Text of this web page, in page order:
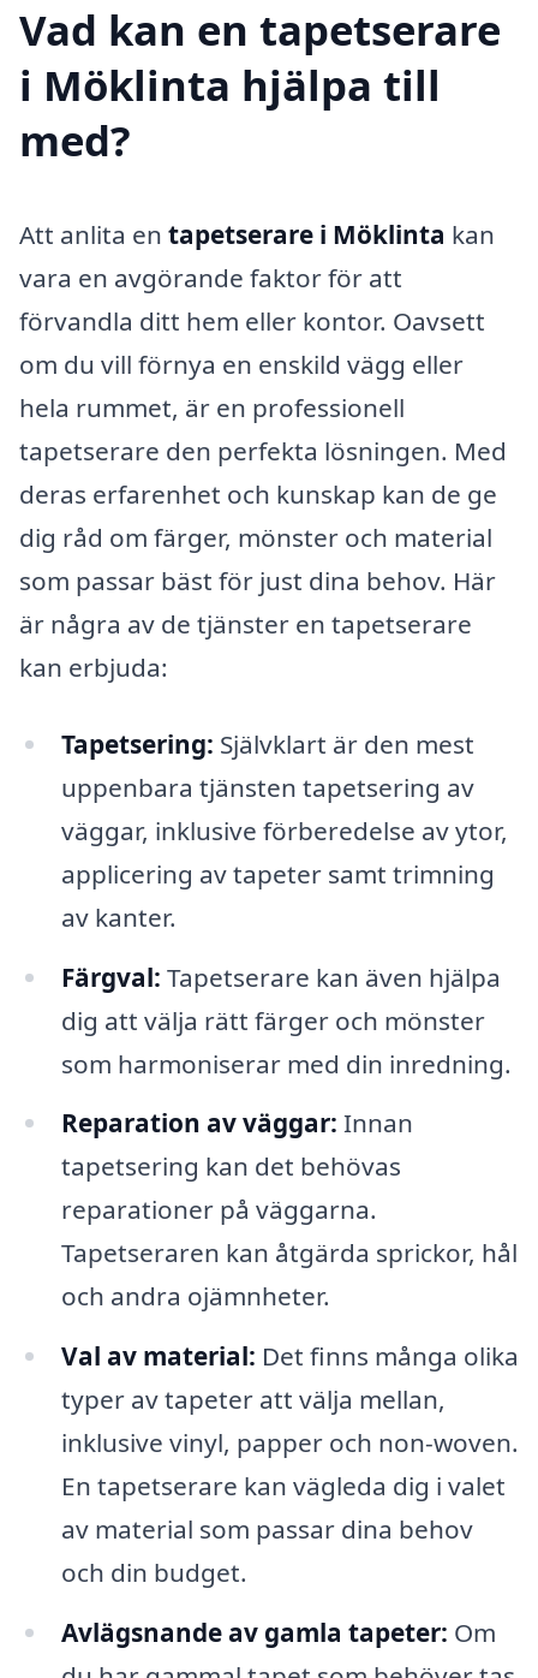
Vad kan en tapetserare
i Möklinta hjälpa till
med?
Att anlita en tapetserare i Möklinta kan
vara en avgörande faktor för att
förvandla ditt hem eller kontor. Oavsett
om du vill förnya en enskild vägg eller
hela rummet, är en professionell
tapetserare den perfekta lösningen. Med
deras erfarenhet och kunskap kan de ge
dig råd om färger, mönster och material
som passar bäst för just dina behov. Här
är några av de tjänster en tapetserare
kan erbjuda:
Tapetsering: Självklart är den mest
uppenbara tjänsten tapetsering av
väggar, inklusive förberedelse av ytor,
applicering av tapeter samt trimning
av kanter.
Färgval: Tapetserare kan även hjälpa
dig att välja rätt färger och mönster
som harmoniserar med din inredning.
Reparation av väggar: Innan
tapetsering kan det behövas
reparationer på väggarna.
Tapetseraren kan åtgärda sprickor, hål
och andra ojämnheter.
Val av material: Det finns många olika
typer av tapeter att välja mellan,
inklusive vinyl, papper och non-woven.
En tapetserare kan vägleda dig i valet
av material som passar dina behov
och din budget.
Avlägsnande av gamla tapeter: Om